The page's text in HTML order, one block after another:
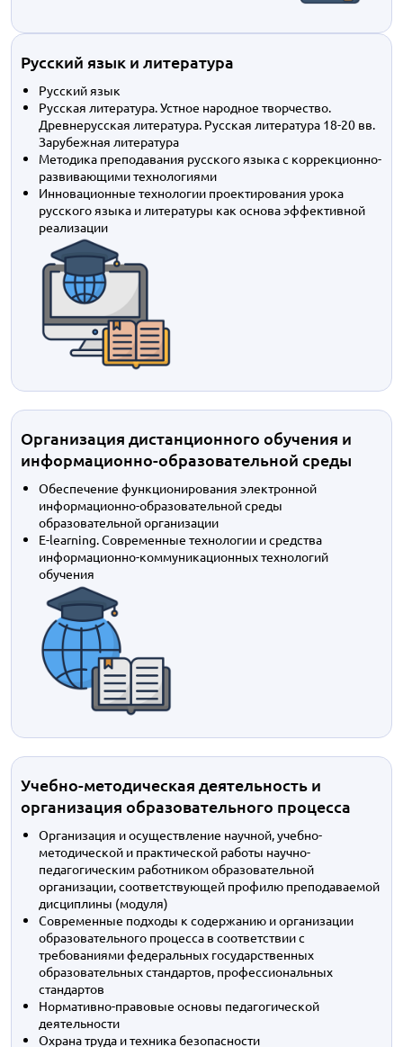
Русский язык и литература
Русский язык
Русская литература. Устное народное творчество.
Древнерусская литература. Русская литература 18-20 вв.
Зарубежная литература
Методика преподавания русского языка с коррекционно-
развивающими технологиями
Инновационные технологии проектирования урока
русского языка и литературы как основа эффективной
реализации
Организация дистанционного обучения и
информационно-образовательной среды
Обеспечение функционирования электронной
информационно-образовательной среды
образовательной организации
E-learning. Современные технологии и средства
информационно-коммуникационных технологий
обучения
Учебно-методическая деятельность и
организация образовательного процесса
Организация и осуществление научной, учебно-
методической и практической работы научно-
педагогическим работником образовательной
организации, соответствующей профилю преподаваемой
дисциплины (модуля)
Современные подходы к содержанию и организации
образовательного процесса в соответствии с
требованиями федеральных государственных
образовательных стандартов, профессиональных
стандартов
Нормативно-правовые основы педагогической
деятельности
Охрана труда и техника безопасности